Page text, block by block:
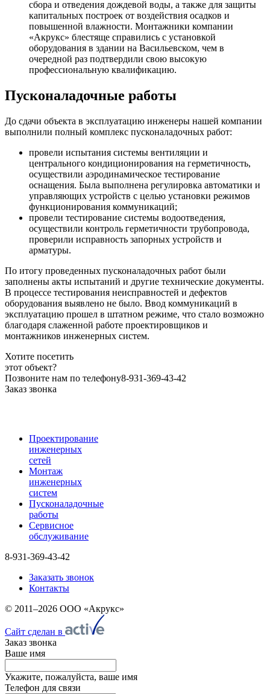
сбора и отведения дождевой воды, а также для защиты
капитальных построек от воздействия осадков и
повышенной влажности. Монтажники компании
«Акрукс» блестяще справились с установкой
оборудования в здании на Васильевском, чем в
очередной раз подтвердили свою высокую
профессиональную квалификацию.
Пусконаладочные работы
До сдачи объекта в эксплуатацию инженеры нашей компании
выполнили полный комплекс пусконаладочных работ:
провели испытания системы вентиляции и
центрального кондиционирования на герметичность,
осуществили аэродинамическое тестирование
оснащения. Была выполнена регулировка автоматики и
управляющих устройств с целью установки режимов
функционирования коммуникаций;
провели тестирование системы водоотведения,
осуществили контроль герметичности трубопровода,
проверили исправность запорных устройств и
арматуры.
По итогу проведенных пусконаладочных работ были
заполнены акты испытаний и другие технические документы.
В процессе тестирования неисправностей и дефектов
оборудования выявлено не было. Ввод коммуникаций в
эксплуатацию прошел в штатном режиме, что стало возможно
благодаря слаженной работе проектировщиков и
монтажников инженерных систем.
Хотите посетить
этот объект?
Позвоните нам по телефону8-931-369-43-42
Заказ звонка
Проектирование
инженерных
сетей
Монтаж
инженерных
систем
Пусконаладочные
работы
Сервисное
обслуживание
8-931-369-43-42
Заказать звонок
Контакты
© 2011–2026 ООО «Акрукс»
Сайт сделан в
Заказ звонка
Ваше имя
Укажите, пожалуйста, ваше имя
Телефон для связи